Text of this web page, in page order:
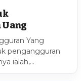
Yang
pengangguran
ialah,…